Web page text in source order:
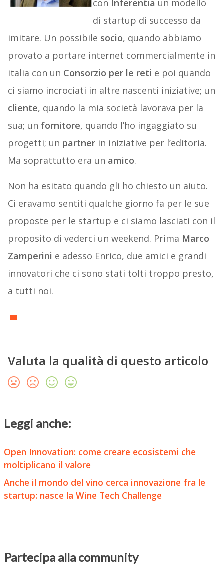
con Inferentia un modello
di startup di successo da
imitare. Un possibile socio, quando abbiamo
provato a portare internet commercialmente in
italia con un Consorzio per le reti e poi quando
ci siamo incrociati in altre nascenti iniziative; un
cliente, quando la mia società lavorava per la
sua; un fornitore, quando l’ho ingaggiato su
progetti; un partnerin iniziative per l’editoria.
Ma soprattutto era un amico.
Non ha esitato quando gli ho chiesto un aiuto.
Ci eravamo sentiti qualche giorno fa per le sue
proposte per le startup e ci siamo lasciati con il
proposito di vederci un weekend. Prima Marco
Zamperini e adesso Enrico, due amici e grandi
innovatori che ci sono stati tolti troppo presto,
a tutti noi.
Valuta la qualità di questo articolo
Leggi anche:
Open Innovation: come creare ecosistemi che
moltiplicano il valore
Anche il mondo del vino cerca innovazione fra le
startup: nasce la Wine Tech Challenge
Partecipa alla community